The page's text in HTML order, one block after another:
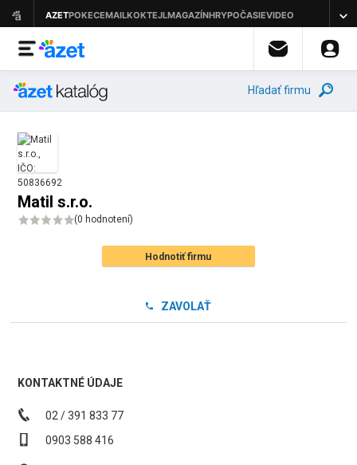
Hľadať firmu
Matil s.r.o.
(0 hodnotení)
Hodnotiť firmu
ZAVOLAŤ
KONTAKTNÉ ÚDAJE
02 / 391 833 77
0903 588 416